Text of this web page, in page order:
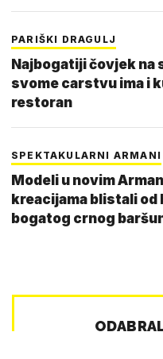
PARIŠKI DRAGULJ
Najbogatiji čovjek na
svome carstvu ima i
restoran
SPEKTAKULARNI ARMANI
Modeli u novim
kreacijama blistali od
bogatog crnog